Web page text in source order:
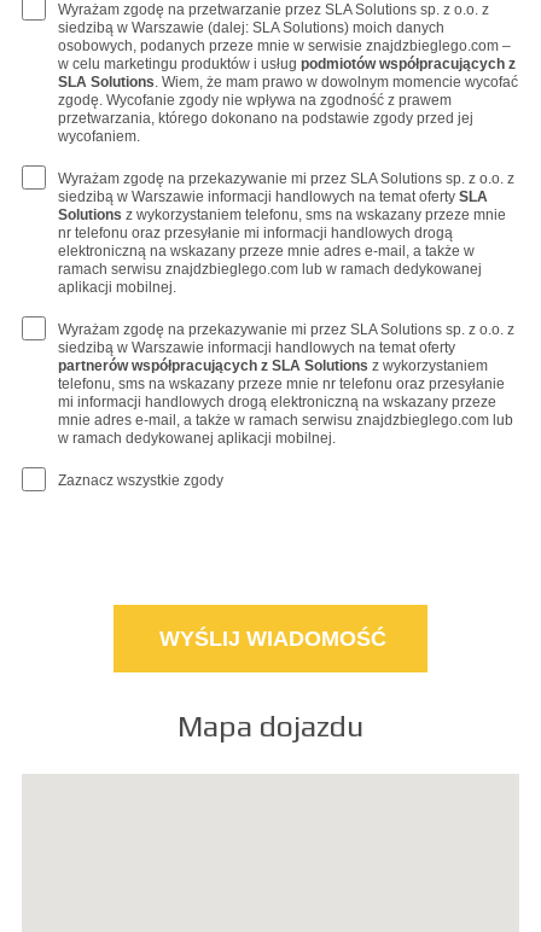
Wyrażam zgodę na przetwarzanie przez SLA Solutions sp. z o.o. z
siedzibą w Warszawie (dalej: SLA Solutions) moich danych
osobowych, podanych przeze mnie w serwisie znajdzbieglego.com –
w celu marketingu produktów i usług podmiotów współpracujących z
SLA Solutions. Wiem, że mam prawo w dowolnym momencie wycofać
zgodę. Wycofanie zgody nie wpływa na zgodność z prawem
przetwarzania, którego dokonano na podstawie zgody przed jej
wycofaniem.
Wyrażam zgodę na przekazywanie mi przez SLA Solutions sp. z o.o. z
siedzibą w Warszawie informacji handlowych na temat oferty SLA
Solutions z wykorzystaniem telefonu, sms na wskazany przeze mnie
nr telefonu oraz przesyłanie mi informacji handlowych drogą
elektroniczną na wskazany przeze mnie adres e-mail, a także w
ramach serwisu znajdzbieglego.com lub w ramach dedykowanej
aplikacji mobilnej.
Wyrażam zgodę na przekazywanie mi przez SLA Solutions sp. z o.o. z
siedzibą w Warszawie informacji handlowych na temat oferty
partnerów współpracujących z SLA Solutions z wykorzystaniem
telefonu, sms na wskazany przeze mnie nr telefonu oraz przesyłanie
mi informacji handlowych drogą elektroniczną na wskazany przeze
mnie adres e-mail, a także w ramach serwisu znajdzbieglego.com lub
w ramach dedykowanej aplikacji mobilnej.
Zaznacz wszystkie zgody
Mapa dojazdu